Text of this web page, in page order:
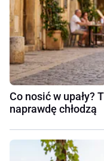
Co nosić w upały?
naprawdę chłodzą